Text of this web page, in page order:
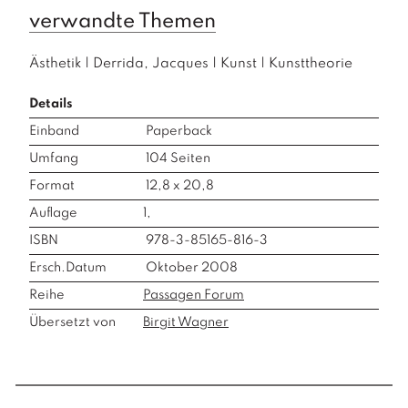
verwandte Themen
Ästhetik Derrida, Jacques Kunst Kunsttheorie
Details
Einband Paperback
Umfang 104 Seiten
Format 12,8 x 20,8
Auflage 1,
ISBN 978-3-85165-816-3
Ersch.Datum Oktober 2008
Reihe Passagen Forum
Übersetzt von Birgit Wagner